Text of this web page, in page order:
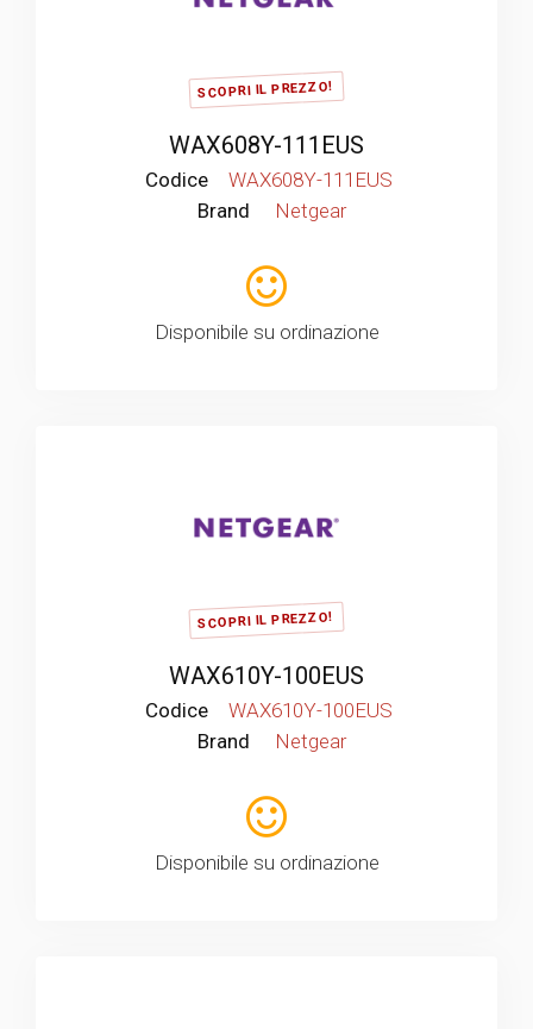
SCOPRI IL PREZZO!
WAX608Y-111EUS
Codice
WAX608Y-111EUS
Brand
Netgear
Disponibile su ordinazione
SCOPRI IL PREZZO!
WAX610Y-100EUS
Codice
WAX610Y-100EUS
Brand
Netgear
Disponibile su ordinazione